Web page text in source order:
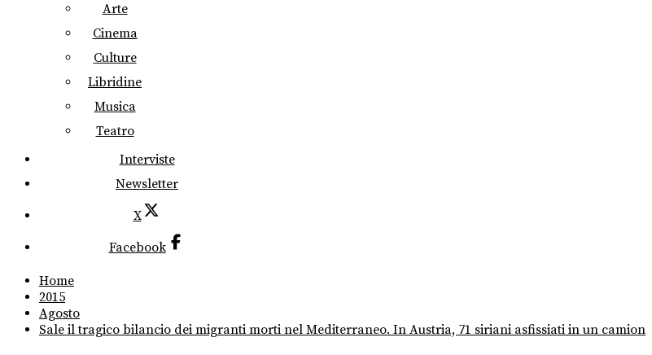
Arte
Cinema
Culture
Libridine
Musica
Teatro
Interviste
Newsletter
X
Facebook
Home
2015
Agosto
Sale il tragico bilancio dei migranti morti nel Mediterraneo. In Austria, 71 siriani asfissiati in un camion